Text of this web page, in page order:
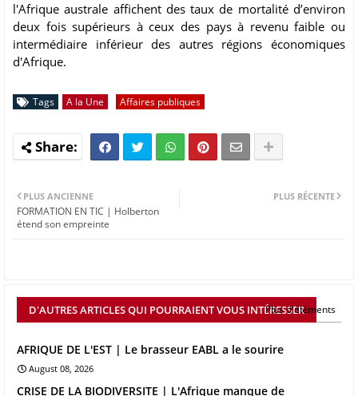
l'Afrique australe affichent des taux de mortalité d’environ
deux fois supérieurs à ceux des pays à revenu faible ou
intermédiaire inférieur des autres régions économiques
d'Afrique.
Tags A la Une Affaires publiques
PLUS RÉCENTE
PLUS ANCIENNE
FORMATION EN TIC | Holberton
étend son empreinte
D'AUTRES ARTICLES QUI POURRAIENT VOUS INTÉRESSER
Plus d'éléments
AFRIQUE DE L'EST | Le brasseur EABL a le sourire
August 08, 2026
CRISE DE LA BIODIVERSITE | L'Afrique manque de